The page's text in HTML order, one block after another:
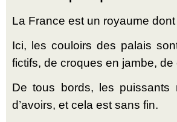
La France est un royaume
Ici, les couloirs des palais
fictifs, de croques en jambe,
De tous bords, les
d’avoirs, et cela est sans fin.